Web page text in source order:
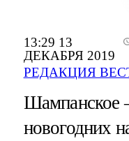
13:29 13
ДЕКАБРЯ 2019
РЕДАКЦИЯ
Шампанское
новогодних